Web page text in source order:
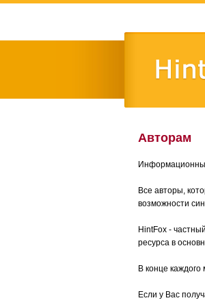
Авторам
Все авторы,
возможности
HintFox -
ресурса в
В конце
Если у Вас